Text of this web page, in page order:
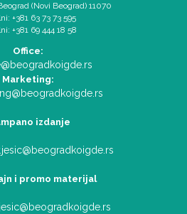
(Novi Beograd) 11070
+381 63 73 73 595
+381 69 444 18 58
Office:
Marketing:
izdanje
i promo materijal